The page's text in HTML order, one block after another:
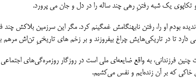
تکاپوی یک شبه رفتنِ رهی چند ساله را در دل و جان می پرورد.
ندیده بودم او را، رفتن نابهنگامش غمگینم کرد. مگر این سرزمین بلاکش
دارد تا در تاریکی‌هایش چراغ بیفروزند و بر زخم های تاریخیِ تن‌اش مرهم
فرزندانی، به واقع ضایعه‌ای ملی است در روزگار روزمره‌گی‌های
خاکی که بر آن زنده‌ایم و نفس می‌کشیم.